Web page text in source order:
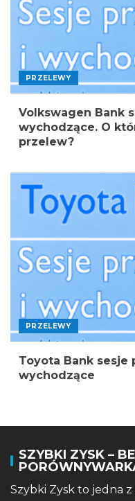
PRZELEWY
Volkswagen Bank
wychodzące. O
przelew?
PRZELEWY
Toyota Bank sesje
wychodzące
SZYBKI ZYSK –
Szybki Zysk to jedna